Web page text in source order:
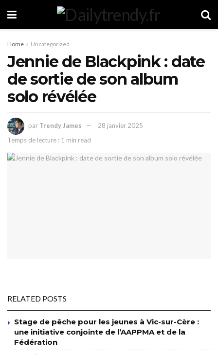
Home Uncategorized
Jennie de Blackpink : date
de sortie de son album
solo révélée
par Trendy James
28 janvier 2025
Temps de lecture : 1 min read
RELATED POSTS
Stage de pêche pour les jeunes à Vic-sur-Cère :
une initiative conjointe de l’AAPPMA et de la
Fédération